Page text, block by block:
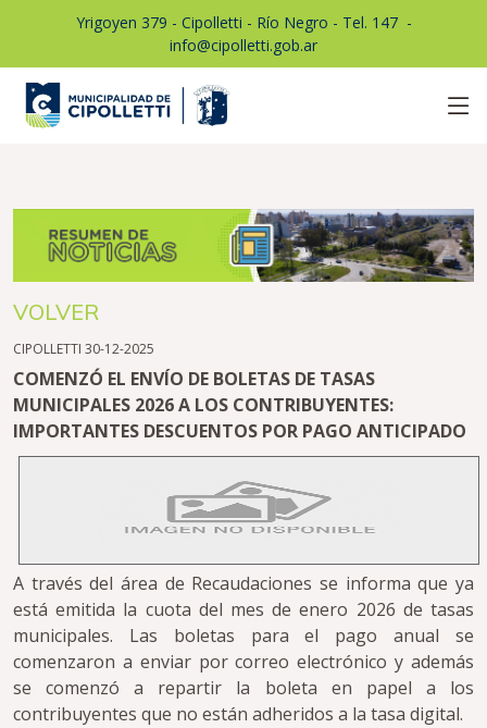
Yrigoyen 379 - Cipolletti - Río Negro - Tel. 1471 -
info@cipolletti.gob.ar
VOLVER
CIPOLLETTI 30-12-2025
COMENZÓ EL ENVÍO DE BOLETAS DE TASAS
MUNICIPALES 2026 A LOS CONTRIBUYENTES:
IMPORTANTES DESCUENTOS POR PAGO ANTICIPADO
A través del área de Recaudaciones se informa que ya
está emitida la cuota del mes de enero 2026 de tasas
municipales. Las boletas para el pago anual se
comenzaron a enviar por correo electrónico y además
se comenzó a repartir la boleta en papel a los
contribuyentes que no están adheridos a la tasa digital.